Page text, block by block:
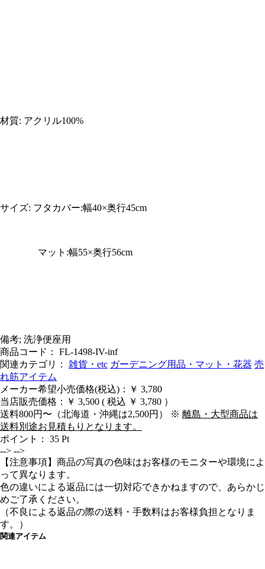
材質: アクリル100%
サイズ: フタカバー:幅40×奥行45cm
マット:幅55×奥行56cm
備考; 洗浄便座用
商品コード： FL-1498-IV-inf
関連カテゴリ： 雑貨・etc ガーデニング用品・マット・花器 売
れ筋アイテム
メーカー希望小売価格(税込)：￥ 3,780
当店販売価格：
￥ 3,500 ( 税込 ￥ 3,780 ）
送料800円〜（北海道・沖縄は2,500円） ※ 離島・大型商品は
送料別途お見積もりとなります。
ポイント： 35 Pt
--> -->
【注意事項】商品の写真の色味はお客様のモニターや環境によ
って異なります。
色の違いによる返品には一切対応できかねますので、あらかじ
めご了承ください。
（不良による返品の際の送料・手数料はお客様負担となりま
す。）
関連アイテム